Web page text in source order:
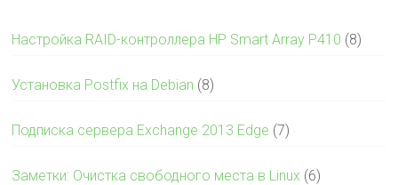
Настройка RAID-контроллера HP Smart Array P410 (8)
Установка Postfix на Debian (8)
Подписка сервера Exchange 2013 Edge (7)
Заметки: Очистка свободного места в Linux (6)